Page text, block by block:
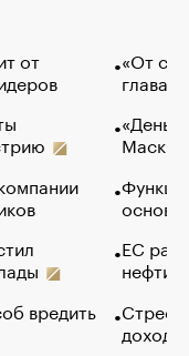
от
вредить
«От
глава
Маск в
основ
ЕС
нефти